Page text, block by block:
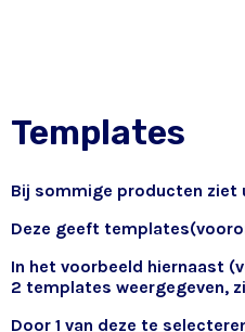
Templates
Bij sommige producten
Deze geeft
In het voorbeeld hiernaast
2 templates weergegeven,
Door 1 van deze te